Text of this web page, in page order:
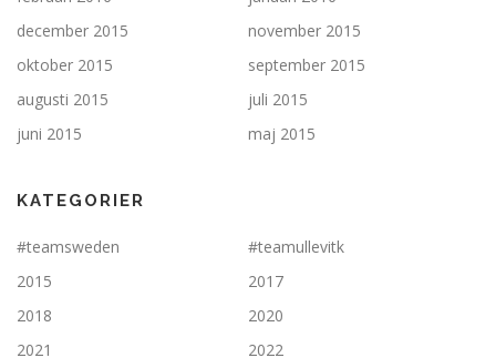
december 2015
november 2015
oktober 2015
september 2015
augusti 2015
juli 2015
juni 2015
maj 2015
KATEGORIER
#teamsweden
#teamullevitk
2015
2017
2018
2020
2021
2022